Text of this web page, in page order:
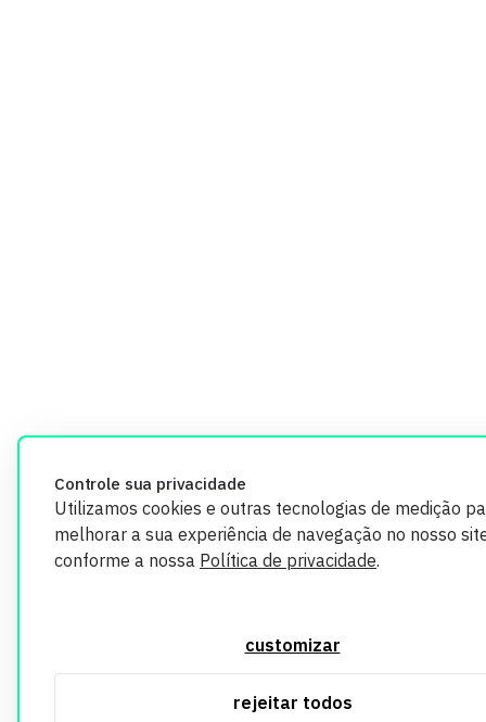
Controle sua privacidade
Utilizamos cookies e outras tecnologias de medição
melhorar a sua experiência de navegação no nosso
conforme a nossa Política de privacidade.
customizar
rejeitar todos